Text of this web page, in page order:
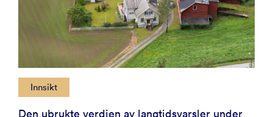
Innsikt
Den ubrukte verdien av langtidsvarsler under